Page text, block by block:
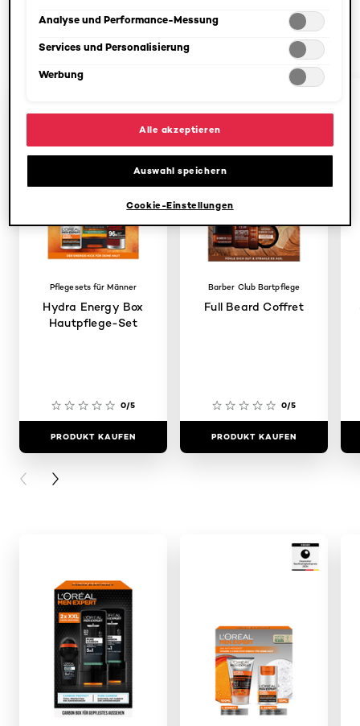
ENTDECKE DIE SETS
skip slider
Pflegesets für Männer
Hydra Energy Box
Hautpflege-Set
0/5
PRODUKT KAUFEN
Barber Club Bartpflege
Full Beard Coffret
0/5
PRODUKT KAUFEN
PREVIOUS CARD
NEXT CARD
angepasst werden. Für weitere Informationen s. unsere
Analyse und Performance-Messung
Services und Personalisierung
Werbung
Alle akzeptieren
Auswahl speichern
Cookie-Einstellungen